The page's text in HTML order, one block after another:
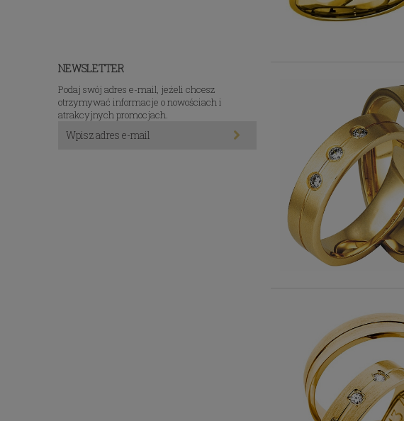
NEWSLETTER
Podaj swój adres e-mail, jeżeli chcesz
otrzymywać informacje o nowościach i
atrakcyjnych promocjach.